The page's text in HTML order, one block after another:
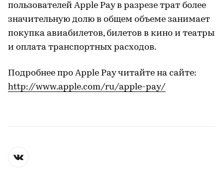
пользователей Apple Pay в разрезе трат более
значительную долю в общем объеме занимает
покупка авиабилетов, билетов в кино и театры
и оплата транспортных расходов.
Подробнее про Apple Pay читайте на сайте:
http://www.apple.com/ru/apple-pay/